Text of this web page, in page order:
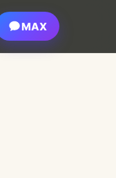
MAX